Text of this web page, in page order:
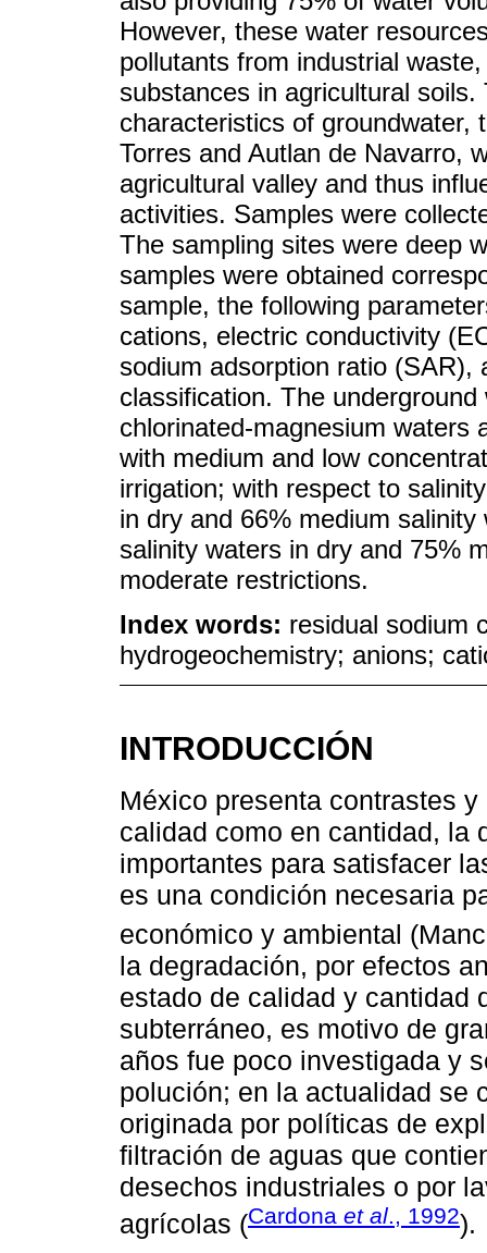
However, these water
pollutants from industrial
substances in agricultural
characteristics of groundwater,
Torres and Autlan de Navarro,
agricultural valley and thus
activities. Samples were
The sampling sites were deep
samples were obtained
sample, the following
cations, electric conductivity
sodium adsorption ratio (SAR),
classification. The
chlorinated-magnesium waters
with medium and low
irrigation; with respect to
in dry and 66% medium
salinity waters in dry and 75%
moderate restrictions.
Index words: residual sodium
hydrogeochemistry; anions;
INTRODUCCIÓN
México presenta contrastes
calidad como en cantidad, la
importantes para satisfacer
es una condición necesaria
económico y ambiental
la degradación, por efectos
estado de calidad y cantidad
subterráneo, es motivo de
años fue poco investigada y
polución; en la actualidad se
originada por políticas de
filtración de aguas que
desechos industriales o por
agrícolas (Cardona et al., 1992).